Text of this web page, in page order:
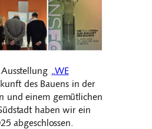
„WE
des Bauens in der
und einem gemütlichen
haben wir ein
abgeschlossen.